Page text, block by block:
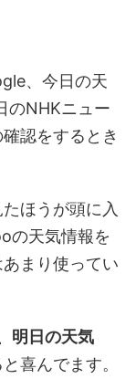
、今日の天
のNHKニュー
認をするとき
ほうが頭に入
の天気情報を
まり使ってい
明日の天気
喜んでます。